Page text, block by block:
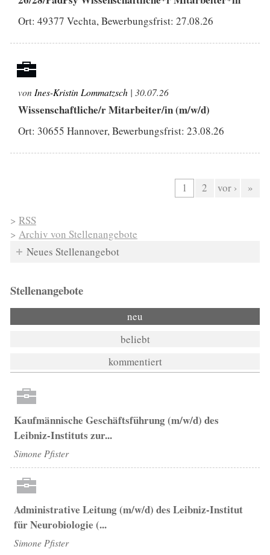
Ort: 49377 Vechta, Bewerbungsfrist: 27.08.26
von Ines-Kristin Lommatzsch | 30.07.26
Wissenschaftliche/r Mitarbeiter/in (m/w/d)
Ort: 30655 Hannover, Bewerbungsfrist: 23.08.26
1 2 vor › »
> RSS
> Archiv von Stellenangebote
Neues Stellenangebot
Stellenangebote
neu
beliebt
kommentiert
Kaufmännische Geschäftsführung (m/w/d) des
Leibniz-Instituts zur...
Simone Pfister
Administrative Leitung (m/w/d) des Leibniz-Institut
für Neurobiologie (...
Simone Pfister